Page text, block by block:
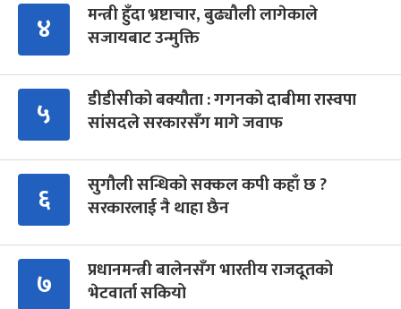
४
मन्त्री हुँदा भ्रष्टाचार, बुढ्यौली लागेकाले
सजायबाट उन्मुक्ति
५
डीडीसीको बक्यौता : गगनको दाबीमा रास्वपा
सांसदले सरकारसँग मागे जवाफ
६
सुगौली सन्धिको सक्कल कपी कहाँ छ ?
सरकारलाई नै थाहा छैन
७
प्रधानमन्त्री बालेनसँग भारतीय राजदूतको
भेटवार्ता सकियो